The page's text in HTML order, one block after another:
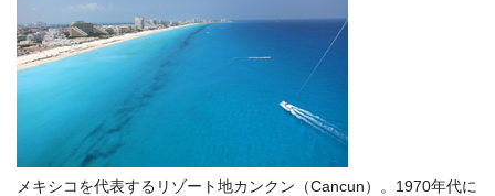
メキシコを代表するリゾート地カンクン（Cancun）。1970年代に